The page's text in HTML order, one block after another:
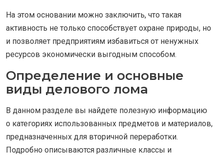
На этом основании можно заключить, что такая
активность не только способствует охране природы, но
и позволяет предприятиям избавиться от ненужных
ресурсов экономически выгодным способом.
Определение и основные
виды делового лома
В данном разделе вы найдете полезную информацию
о категориях использованных предметов и материалов,
предназначенных для вторичной переработки.
Подробно описываются различные классы и